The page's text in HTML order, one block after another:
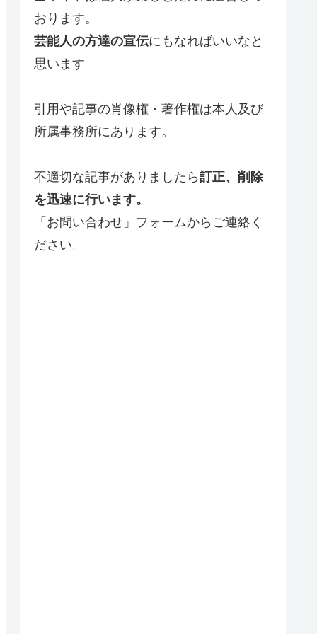
おります。
芸能人の方達の宣伝にもなればいいなと
思います
引用や記事の肖像権・著作権は本人及び
所属事務所にあります。
不適切な記事がありましたら訂正、削除
を迅速に行います。
「お問い合わせ」フォームからご連絡く
ださい。